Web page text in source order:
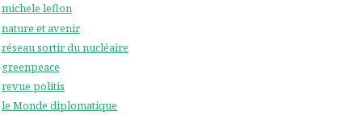
michele leflon
nature et avenir
réseau sortir du nucléaire
greenpeace
revue politis
le Monde diplomatique